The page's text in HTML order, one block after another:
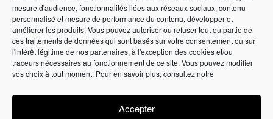
mesure d'audience, fonctionnalités liées aux réseaux sociaux, contenu
personnalisé et mesure de performance du contenu, développer et
améliorer les produits. Vous pouvez autoriser ou refuser tout ou partie de
ces traitements de données qui sont basés sur votre consentement ou sur
l'intérêt légitime de nos partenaires, à l'exception des cookies et/ou
traceurs nécessaires au fonctionnement de ce site. Vous pouvez modifier
vos choix à tout moment. Pour en savoir plus, consultez notre
Accepter
Élément de liste
Politique de confidentialité•Politique de cookies•Conditions